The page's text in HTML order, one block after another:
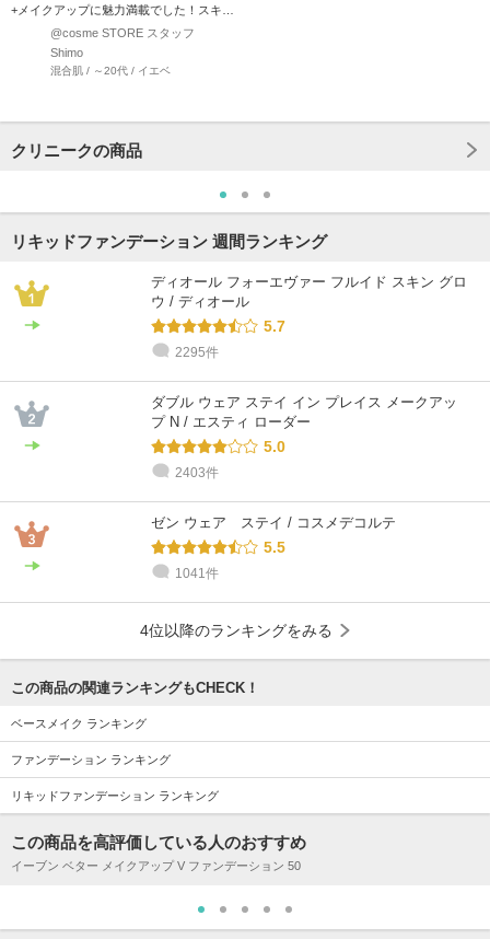
+メイクアップに魅力満載でした！スキン
ケアと言っても過言で…
@cosme STORE スタッフ
Shimo
混合肌 / ～20代 / イエベ
クリニークの商品
リキッドファンデーション 週間ランキング
ディオール フォーエヴァー フルイド スキン グロ
ウ / ディオール
5.7
2295件
ダブル ウェア ステイ イン プレイス メークアッ
プ N / エスティ ローダー
5.0
2403件
ゼン ウェア ステイ / コスメデコルテ
5.5
1041件
4位以降のランキングをみる
この商品の関連ランキングもCHECK！
ベースメイク ランキング
ファンデーション ランキング
リキッドファンデーション ランキング
この商品を高評価している人のおすすめ
イーブン ベター メイクアップ V ファンデーション 50